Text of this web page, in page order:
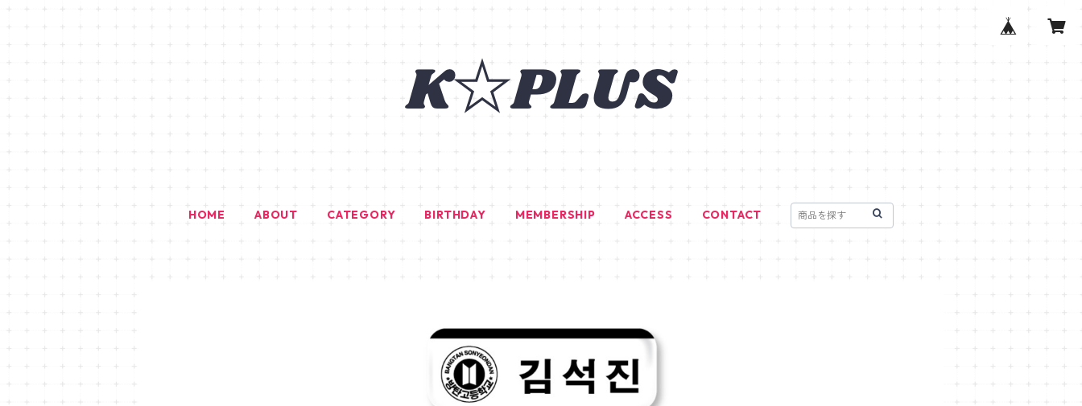
HOME ABOUT CATEGORY BIRTHDAY MEMBERSHIP ACCESS CONTACT